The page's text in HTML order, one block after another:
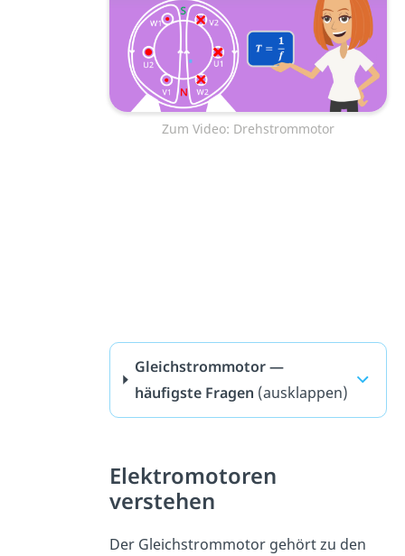
Zum Video: Drehstrommotor
Gleichstrommotor —
häufigste Fragen (ausklappen)
Elektromotoren
verstehen
Der Gleichstrommotor gehört zu den